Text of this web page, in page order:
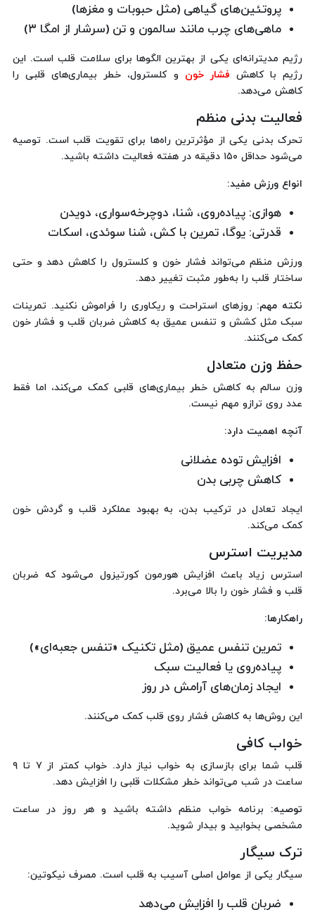
پروتئین‌های گیاهی (مثل حبوبات و مغزها)
ماهی‌های چرب مانند سالمون و تن (سرشار از امگا ۳)
رژیم مدیترانه‌ای یکی از بهترین الگوها برای سلامت قلب است. این
رژیم با کاهش فشار خون و کلسترول، خطر بیماری‌های قلبی را
کاهش می‌دهد.
فعالیت بدنی منظم
تحرک بدنی یکی از مؤثرترین راه‌ها برای تقویت قلب است. توصیه
می‌شود حداقل ۱۵۰ دقیقه در هفته فعالیت داشته باشید.
انواع ورزش مفید:
هوازی: پیاده‌روی، شنا، دوچرخه‌سواری، دویدن
قدرتی: یوگا، تمرین با کش، شنا سوئدی، اسکات
ورزش منظم می‌تواند فشار خون و کلسترول را کاهش دهد و حتی
ساختار قلب را به‌طور مثبت تغییر دهد.
نکته مهم: روزهای استراحت و ریکاوری را فراموش نکنید. تمرینات
سبک مثل کشش و تنفس عمیق به کاهش ضربان قلب و فشار خون
کمک می‌کنند.
حفظ وزن متعادل
وزن سالم به کاهش خطر بیماری‌های قلبی کمک می‌کند، اما فقط
عدد روی ترازو مهم نیست.
آنچه اهمیت دارد:
افزایش توده عضلانی
کاهش چربی بدن
ایجاد تعادل در ترکیب بدن، به بهبود عملکرد قلب و گردش خون
کمک می‌کند.
مدیریت استرس
استرس زیاد باعث افزایش هورمون کورتیزول می‌شود که ضربان
قلب و فشار خون را بالا می‌برد.
راهکارها:
تمرین تنفس عمیق (مثل تکنیک «تنفس جعبه‌ای»)
پیاده‌روی یا فعالیت سبک
ایجاد زمان‌های آرامش در روز
این روش‌ها به کاهش فشار روی قلب کمک می‌کنند.
خواب کافی
قلب شما برای بازسازی به خواب نیاز دارد. خواب کمتر از ۷ تا ۹
ساعت در شب می‌تواند خطر مشکلات قلبی را افزایش دهد.
توصیه: برنامه خواب منظم داشته باشید و هر روز در ساعت
مشخصی بخوابید و بیدار شوید.
ترک سیگار
سیگار یکی از عوامل اصلی آسیب به قلب است. مصرف نیکوتین:
ضربان قلب را افزایش می‌دهد